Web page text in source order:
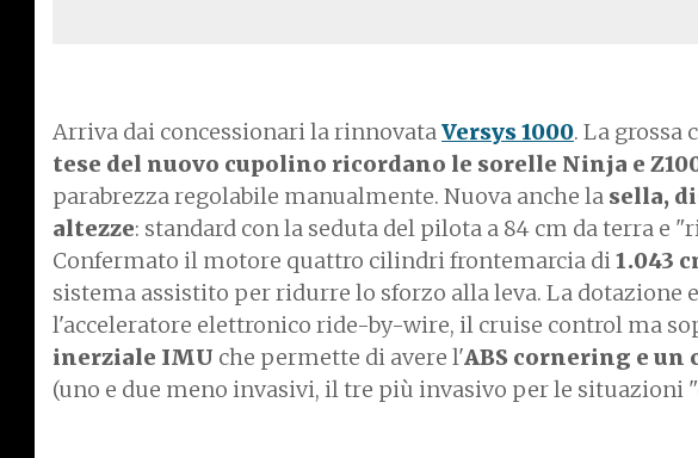
Arriva dai concessionari la rinnovataVersys 1000. La grossa
tese del nuovo cupolino ricordano le sorelle Ninja e
parabrezza regolabile manualmente. Nuova anche la sella,
altezze: standard con la seduta del pilota a 84 cm da terra e
Confermato il motore quattro cilindri frontemarcia di1.043
sistema assistito per ridurre lo sforzo alla leva. La
l'acceleratore elettronico ride-by-wire, il cruise control ma
inerziale IMU che permette di avere l'ABS cornering e un
(uno e due meno invasivi, il tre più invasivo per le situazioni